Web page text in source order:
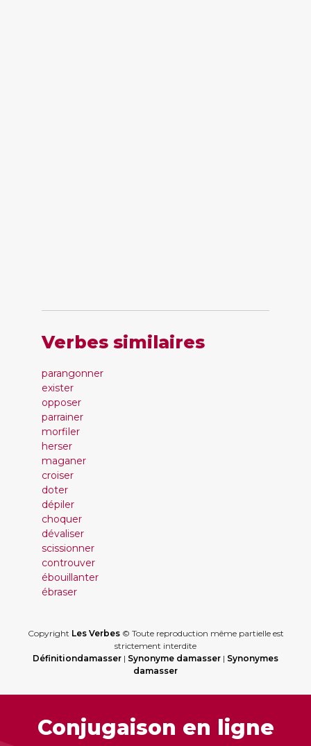
Verbes similaires
parangonner
exister
opposer
parrainer
morfiler
herser
maganer
croiser
doter
dépiler
choquer
dévaliser
scissionner
controuver
ébouillanter
ébraser
Copyright Les Verbes© Toute reproduction même partielle est
strictement interdite
Définitiondamasser | Synonyme damasser | Synonymes
damasser
Conjugaison en ligne